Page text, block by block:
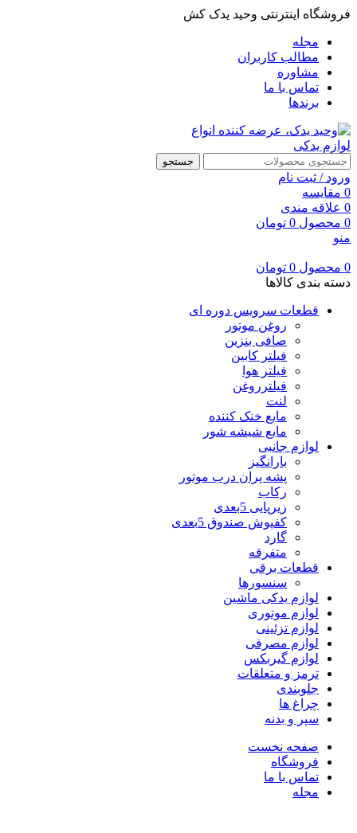
فروشگاه اینترنتی وحید یدک کش
مجله
مطالب کاربران
مشاوره
تماس با ما
برندها
جستجو
ورود / ثبت نام
0 مقایسه
0 علاقه مندی
0 محصول 0 تومان
منو
0 محصول 0 تومان
دسته بندی کالاها
قطعات سرویس دوره ای
روغن موتور
صافی بنزین
فیلتر کابین
فیلتر هوا
فیلترروغن
لنت
مایع خنک کننده
مایع شیشه شور
لوازم جانبی
بارانگیز
پشه پران درب موتور
رکاب
زیرپایی 5بعدی
کفپوش صندوق 5بعدی
گارد
متفرقه
قطعات برقی
سنسورها
لوازم یدکی ماشین
لوازم موتوری
لوازم تزئینی
لوازم مصرفی
لوازم گیربکس
ترمز و متعلقات
جلوبندی
چراغ ها
سپر و بدنه
صفحه نخست
فروشگاه
تماس با ما
مجله